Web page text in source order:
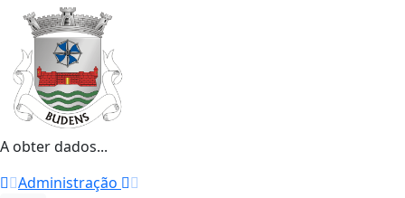
A obter dados...
Administração